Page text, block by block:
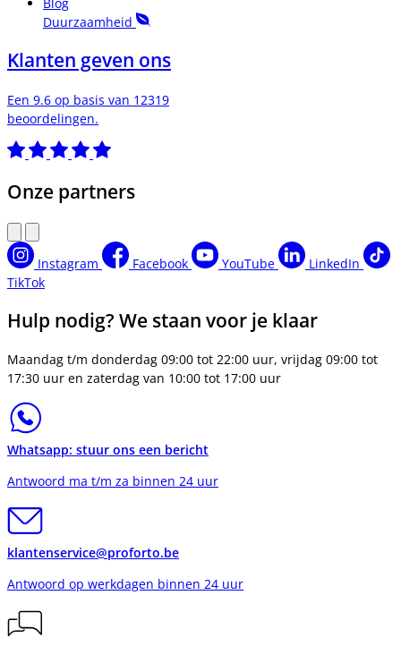
Duurzaamheid
Klanten geven ons
Een 9.6 op basis van 12319
beoordelingen.
Onze partners
Instagram Facebook YouTube
LinkedIn
TikTok
Hulp nodig? We staan voor je klaar
Maandag t/m donderdag 09:00 tot 22:00 uur, vrijdag 09:00 tot
17:30 uur en zaterdag van 10:00 tot 17:00 uur
Whatsapp: stuur ons een bericht
Antwoord ma t/m za binnen 24 uur
klantenservice@proforto.be
Antwoord op werkdagen binnen 24 uur